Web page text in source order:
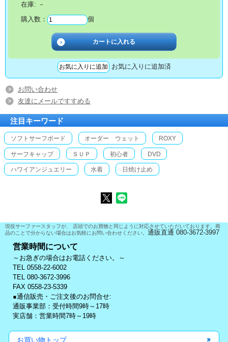
在庫: －
購入数：
個
お気に入りに追加済
お問い合わせ
友達にメールですすめる
注目キーワード
ソフトサーフボード オーダー ウェット ROXY
サーフキャップ ＳＵＰ 初心者 DVD
ハワイアンジュエリー 水着 日焼け止め
現役サーファースタッフが、 店頭でのお買物と同じように対応させていただいております。商
品のことで分からない場合はお気軽にお問い合わせください。 通販直通 080-3672-3997
営業時間について
～お急ぎの場合はお電話ください。～
TEL 0558-22-6002
TEL 080-3672-3996
FAX 0558-23-5339
●通信販売・ご注文後のお問合せ:
通販事業部：受付時間9時～17時
実店舗：営業時間7時～19時
お買い物トップ